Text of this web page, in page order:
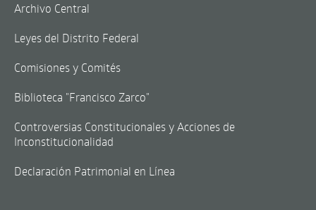
Archivo Central
Leyes del Distrito Federal
Comisiones y Comités
Biblioteca "Francisco Zarco"
Controversias Constitucionales y Acciones de
Inconstitucionalidad
Declaración Patrimonial en Línea